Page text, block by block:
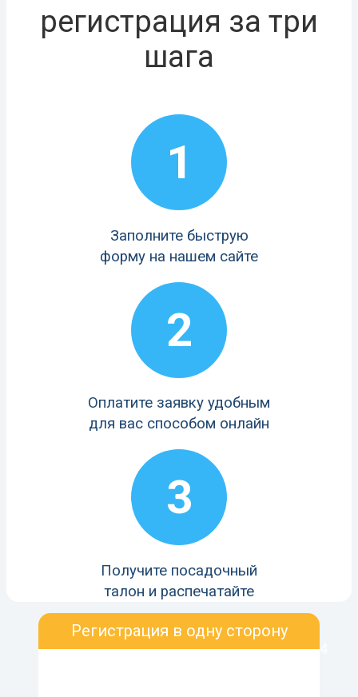
регистрация за три
шага
1
Заполните быструю
форму на нашем сайте
2
Оплатите заявку удобным
для вас способом онлайн
3
Получите посадочный
талон и распечатайте
Регистрация в одну сторону